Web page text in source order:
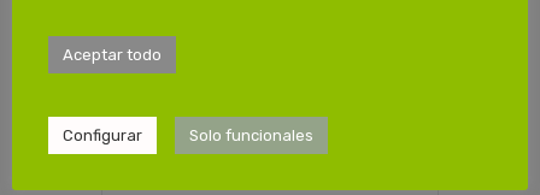
Aceptar todo
Configurar Solo funcionales